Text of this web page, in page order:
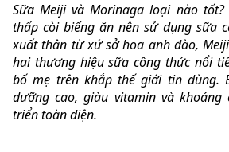
Sữa Meiji và Morinaga loại nào
thấp còi biếng ăn nên sử dụng sữa
xuất thân từ xứ sở hoa anh đào,
hai thương hiệu sữa công thức nổi
bố mẹ trên khắp thế giới tin dùng.
dưỡng cao, giàu vitamin và
triển toàn diện.